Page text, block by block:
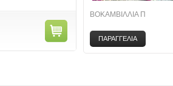
ΒΟΚΑΜΒΙΛΛΙΑ Π
ΠΑΡΑΓΓΕΛΙΑ